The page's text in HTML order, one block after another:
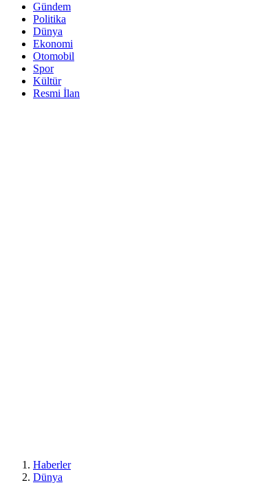
Gündem
Politika
Dünya
Ekonomi
Otomobil
Spor
Kültür
Resmi İlan
Haberler
Dünya